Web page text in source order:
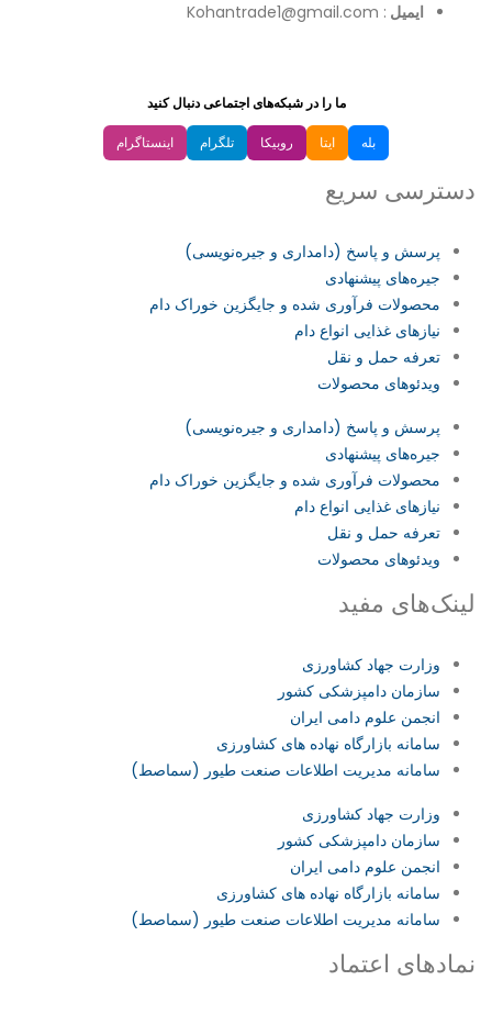
ایمیل : Kohantrade1@gmail.com
ما را در شبکه‌های اجتماعی دنبال کنید
بله ایتا روبیکا تلگرام اینستاگرام
دسترسی سریع
پرسش و پاسخ (دامداری و جیره‌نویسی)
جیره‌های پیشنهادی
محصولات فرآوری شده و جایگزین خوراک دام
نیازهای غذایی انواع دام
تعرفه حمل و نقل
ویدئو‌های محصولات
پرسش و پاسخ (دامداری و جیره‌نویسی)
جیره‌های پیشنهادی
محصولات فرآوری شده و جایگزین خوراک دام
نیازهای غذایی انواع دام
تعرفه حمل و نقل
ویدئو‌های محصولات
لینک‌های مفید
وزارت جهاد کشاورزی
سازمان دامپزشکی کشور
انجمن علوم دامی ایران
سامانه بازارگاه نهاده های کشاورزی
سامانه مدیریت اطلاعات صنعت طیور (سماصط)
وزارت جهاد کشاورزی
سازمان دامپزشکی کشور
انجمن علوم دامی ایران
سامانه بازارگاه نهاده های کشاورزی
سامانه مدیریت اطلاعات صنعت طیور (سماصط)
نمادهای اعتماد